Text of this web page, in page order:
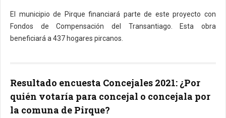
El municipio de Pirque financiará parte de este proyecto con
Fondos de Compensación del Transantiago. Esta obra
beneficiará a 437 hogares pircanos.
Resultado encuesta Concejales 2021: ¿Por
quién votaría para concejal o concejala por
la comuna de Pirque?